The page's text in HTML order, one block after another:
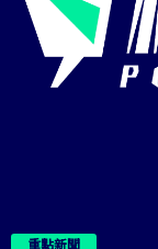
重點新聞